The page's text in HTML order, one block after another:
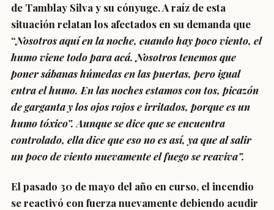
de Tamblay Silva y su cónyuge. A raíz de esta
situación relatan los afectados en su demanda que
“Nosotros aquí en la noche, cuando hay poco viento, el
humo viene todo para acá. Nosotros tenemos que
poner sábanas húmedas en las puertas, pero igual
entra el humo. En las noches estamos con tos, picazón
de garganta y los ojos rojos e irritados, porque es un
humo tóxico”. Aunque se dice que se encuentra
controlado, ella dice que eso no es así, ya que al salir
un poco deviento nuevamente el fuego se reaviva”.
El pasado 30 de mayo del año en curso, el incendio
se reactivó con fuerza nuevamente debiendo acudir